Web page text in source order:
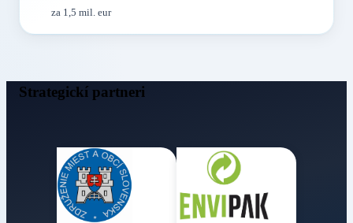
za 1,5 mil. eur
Strategickí partneri